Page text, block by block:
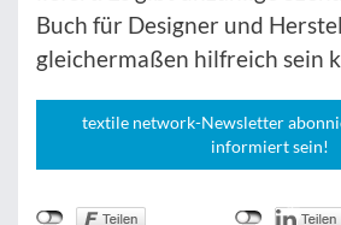
Buch für Designer und
gleichermaßen hilfreich sein
textile network-Newsletter
informiert sein!